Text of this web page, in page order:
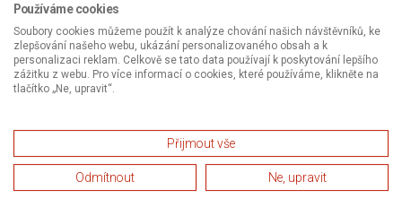
Používáme cookies
Soubory cookies můžeme použít k analýze chování našich návštěvníků, ke
zlepšování našeho webu, ukázání personalizovaného obsah a k
personalizaci reklam. Celkově se tato data používají k poskytování lepšího
zážitku z webu. Pro více informací o cookies, které používáme, klikněte na
tlačítko „Ne, upravit“.
Přijmout vše
Odmítnout Ne, upravit